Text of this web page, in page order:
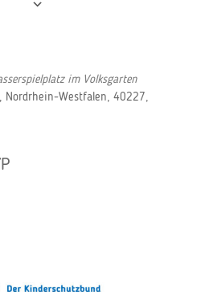
im Volksgarten
Nordrhein-Westfalen, 40227,